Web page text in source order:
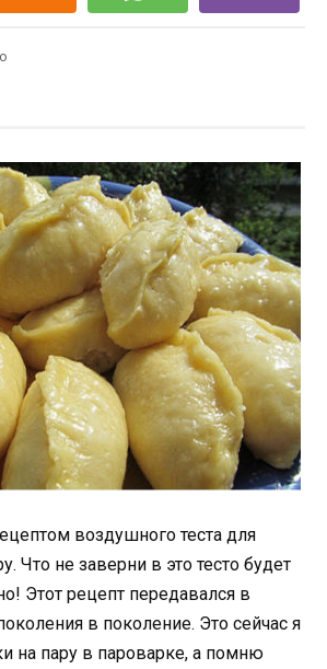
воздушного теста для
Что не заверни в это тесто будет
Этот рецепт передавался в
в поколение. Это сейчас я
на пару в пароварке, а помню